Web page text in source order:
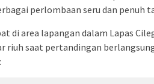
perlombaan seru dan penuh
di area lapangan dalam Lapas
riuh saat pertandingan